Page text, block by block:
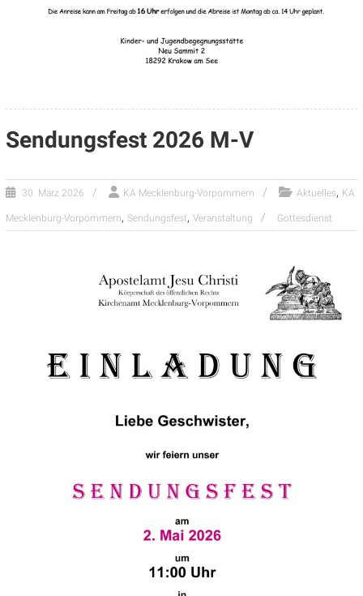
Sendungsfest 2026 M-V
30. März 2026 KA Mecklenburg-Vorpommern Aktuelles, KA
Mecklenburg-Vorpommern, Sendungsfest, Veranstaltung Gottesdienst